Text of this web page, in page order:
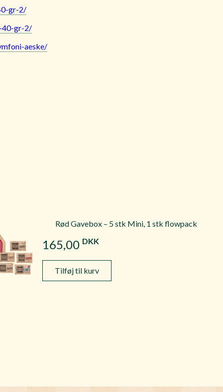
gr-2/
40-gr-2/
aeske/
Rød Gavebox – 5 stk Mini, 1 stk flowpack
165,00 DKK
Tilføj til kurv